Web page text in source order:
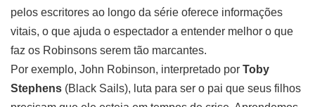
pelos escritores ao longo da série oferece informações
vitais, o que ajuda o espectador a entender melhor o que
faz os Robinsons serem tão marcantes.
Por exemplo, John Robinson, interpretado por Toby
Stephens (Black Sails), luta para ser o pai que seus filhos